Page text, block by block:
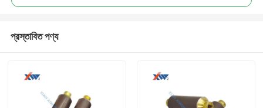
প্রস্তাবিত পণ্য